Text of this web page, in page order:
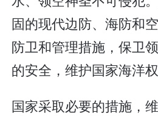
固的现代边防、海防和
防卫和管理措施，保卫
的安全，维护国家海洋权
国家采取必要的措施，